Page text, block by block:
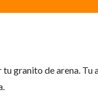
granito de arena.